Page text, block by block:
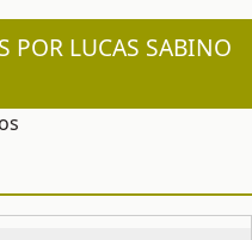
POR LUCAS SABINO